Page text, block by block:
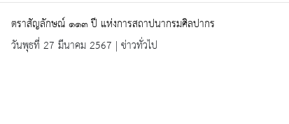
ตราสัญลักษณ์ ๑๑๓ ปี แห่งการสถาปนากรมศิลปากร
วันพุธที่ 27 มีนาคม 2567 | ข่าวทั่วไป